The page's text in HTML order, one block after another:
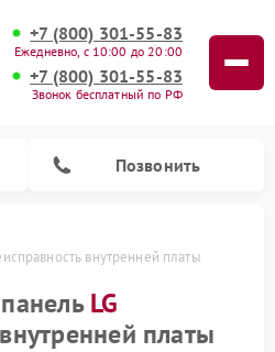
+7 (800) 301-55-83
Ежедневно, с 10:00 до 20:00
+7 (800) 301-55-83
Звонок бесплатный по РФ
Позвонить
внутренней платы
LG
платы